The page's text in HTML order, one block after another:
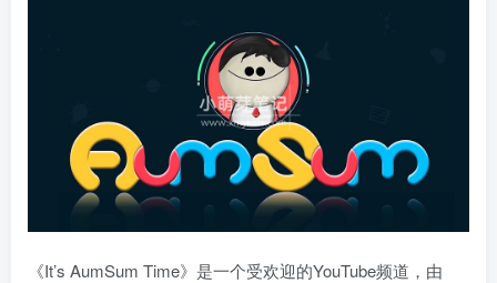
《It’s AumSum Time》是一个受欢迎的YouTube频道，由